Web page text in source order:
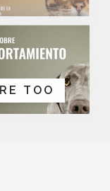
TOO